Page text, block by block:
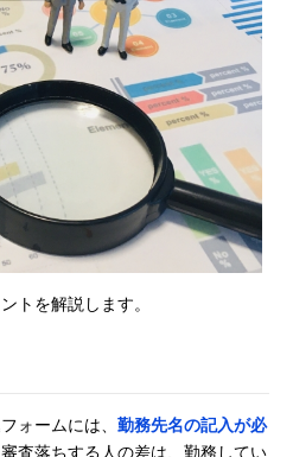
トを解説します。
ォームには、 勤務先名の記入が必
査落ちする人の差は、勤務してい